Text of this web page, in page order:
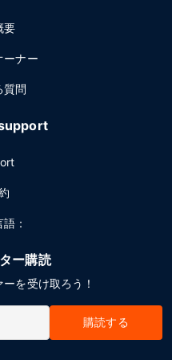
要
ーナー
質問
：
ー購読
を受け取ろう！
購読する